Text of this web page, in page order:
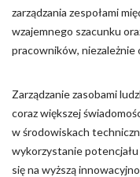
zarządzania zespołami
wzajemnego szacunku
pracowników, niezależnie
Zarządzanie zasobami
coraz większej
w środowiskach
wykorzystanie
się na wyższą